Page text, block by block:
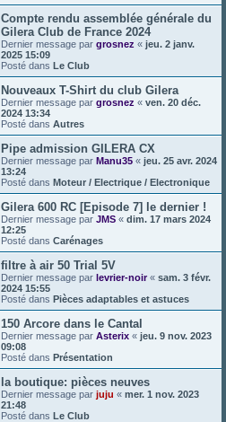
Compte rendu assemblée générale du
Gilera Club de France 2024
Dernier message par grosnez « jeu. 2 janv.
2025 15:09
Posté dans Le Club
Nouveaux T-Shirt du club Gilera
Dernier message par grosnez « ven. 20 déc.
2024 13:34
Posté dans Autres
Pipe admission GILERA CX
Dernier message par Manu35 « jeu. 25 avr. 2024
13:24
Posté dans Moteur / Electrique / Electronique
Gilera 600 RC [Episode 7] le dernier !
Dernier message par JMS « dim. 17 mars 2024
12:25
Posté dans Carénages
filtre à air 50 Trial 5V
Dernier message par levrier-noir« sam. 3 févr.
2024 15:55
Posté dans Pièces adaptables et astuces
150 Arcore dans le Cantal
Dernier message par Asterix « jeu. 9 nov. 2023
09:08
Posté dans Présentation
la boutique: pièces neuves
Dernier message par juju « mer. 1 nov. 2023
21:48
Posté dans Le Club